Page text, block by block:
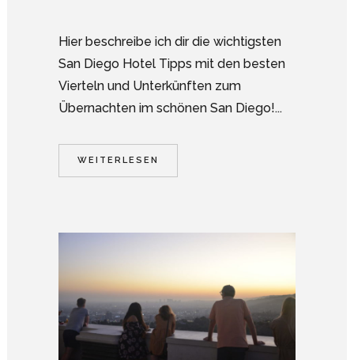
Hier beschreibe ich dir die wichtigsten
San Diego Hotel Tipps mit den besten
Vierteln und Unterkünften zum
Übernachten im schönen San Diego!...
WEITERLESEN